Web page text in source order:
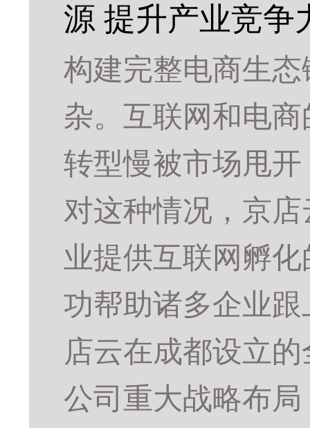
源 提升产业竞争
构建完整电商生
杂。互联网和电
转型慢被市场甩
对这种情况，京
业提供互联网孵
功帮助诸多企业
店云在成都设立
公司重大战略布